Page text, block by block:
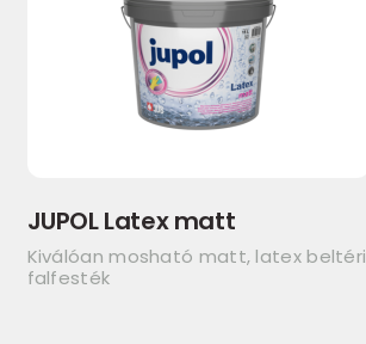
JUPOL Latex matt
Kiválóan mosható matt, latex beltéri
falfesték